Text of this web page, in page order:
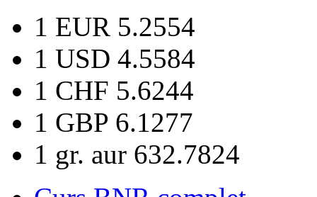
1 EUR 5.2554
1 USD 4.5584
1 CHF 5.6244
1 GBP 6.1277
1 gr. aur 632.7824